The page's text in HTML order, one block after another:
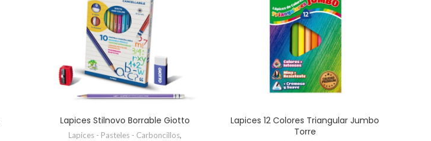
Lapices Stilnovo Borrable Giotto
Lapices - Pasteles - Carboncillos,
Lapices 12 Colores Triangular Jumbo
Torre